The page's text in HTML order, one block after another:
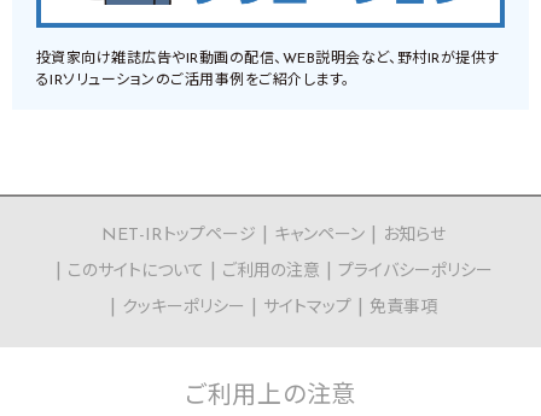
投資家向け雑誌広告やIR動画の配信、WEB説明会など、野村IRが提供す
るIRソリューションのご活用事例をご紹介します。
NET-IRトップページ キャンペーン
お知らせ
このサイトについて
ご利用の注意
プライバシーポリシー
クッキーポリシー
サイトマップ 免責事項
ご利用上の注意